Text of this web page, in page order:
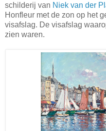
schilderij van Niek van der
Honfleur met de zon op het
visafslag. De visafslag
zien waren.